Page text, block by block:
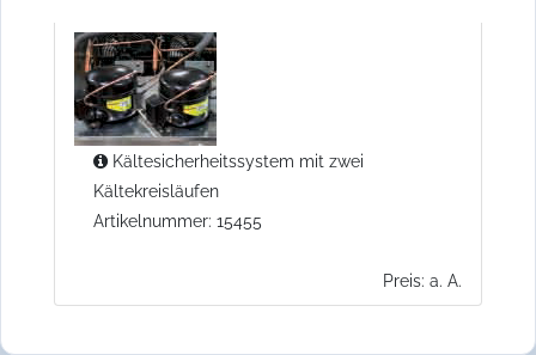
Kältesicherheitssystem mit zwei
Kältekreisläufen
Artikelnummer: 15455
Preis: a. A.